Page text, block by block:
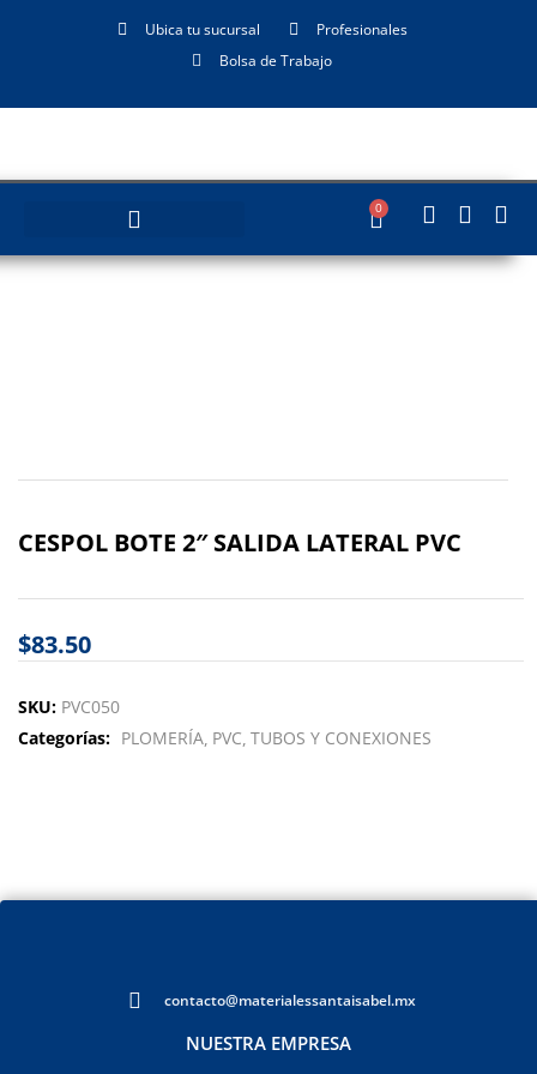
Ubica tu sucursal
Profesionales
Bolsa de Trabajo
0
CESPOL BOTE 2″ SALIDA LATERAL PVC
$83.50
SKU: PVC050
Categorías: PLOMERÍA PVC TUBOS Y CONEXIONES
contacto@materialessantaisabel.mx
NUESTRA EMPRESA